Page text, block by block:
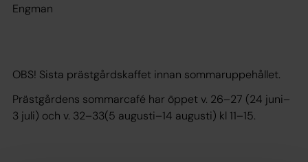
Engman
OBS! Sista prästgårdskaffet innan sommaruppehållet.
Prästgårdens sommarcafé har öppet v. 26–27 (24 juni–
3 juli) och v. 32–33(5 augusti–14 augusti) kl 11–15.